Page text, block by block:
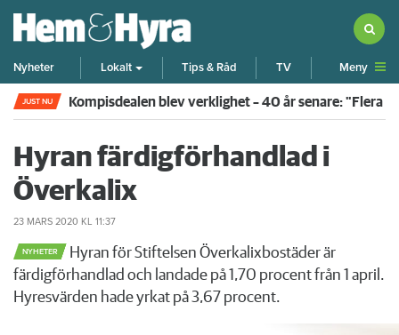
Nyheter Lokalt Tips & Råd TV Meny
JUST NU Kompisdealen blev verklighet – 40 år senare: "Flera
Hyran färdigförhandlad i
Överkalix
23 MARS 2020 KL 11:37
NYHETER
Hyran för Stiftelsen Överkalixbostäder är
färdigförhandlad och landade på 1,70 procent från 1 april.
Hyresvärden hade yrkat på 3,67 procent.